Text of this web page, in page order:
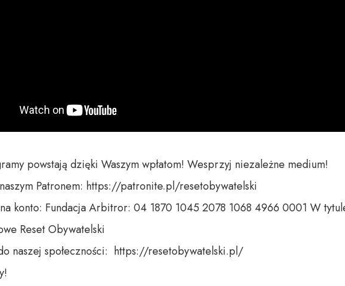
powstają dzięki Waszym wpłatom! Wesprzyj niezależne medium!
Patronem: https://patronite.pl/resetobywatelski
konto: Fundacja Arbitror: 04 1870 1045 2078 1068 4966 0001 W
Reset Obywatelski
naszej społeczności:  https://resetobywatelski.pl/